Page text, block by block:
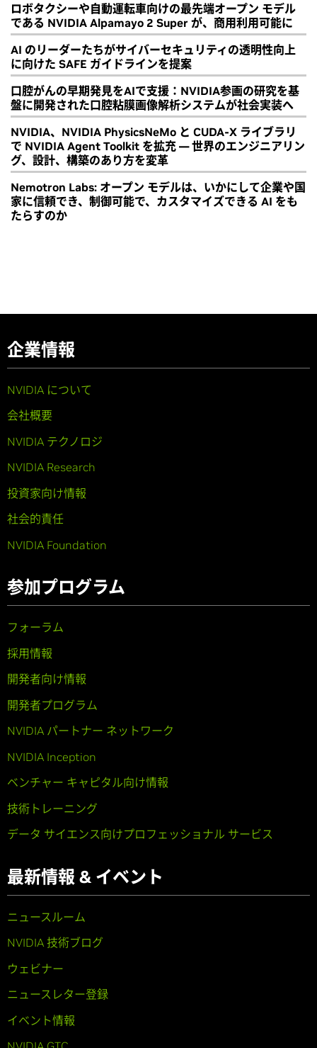
ロボタクシーや自動運転車向けの最先端オープン モデル
である NVIDIA Alpamayo 2 Super が、商用利用可能に
AI のリーダーたちがサイバーセキュリティの透明性向上
に向けた SAFE ガイドラインを提案
口腔がんの早期発見をAIで支援：NVIDIA参画の研究を基
盤に開発された口腔粘膜画像解析システムが社会実装へ
NVIDIA、NVIDIA PhysicsNeMo と CUDA-X ライブラリ
で NVIDIA Agent Toolkit を拡充 ― 世界のエンジニアリン
グ、設計、構築のあり方を変革
Nemotron Labs: オープン モデルは、いかにして企業や国
家に信頼でき、制御可能で、カスタマイズできる AI をも
たらすのか
企業情報
NVIDIA について
会社概要
NVIDIA テクノロジ
NVIDIA Research
投資家向け情報
社会的責任
NVIDIA Foundation
参加プログラム
フォーラム
採用情報
開発者向け情報
開発者プログラム
NVIDIA パートナー ネットワーク
NVIDIA Inception
ベンチャー キャピタル向け情報
技術トレーニング
データ サイエンス向けプロフェッショナル サービス
最新情報 & イベント
ニュースルーム
NVIDIA 技術ブログ
ウェビナー
ニュースレター登録
イベント情報